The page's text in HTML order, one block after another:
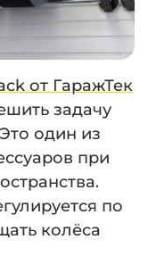
от ГаражТек
задачу
один из
при
по
колёса